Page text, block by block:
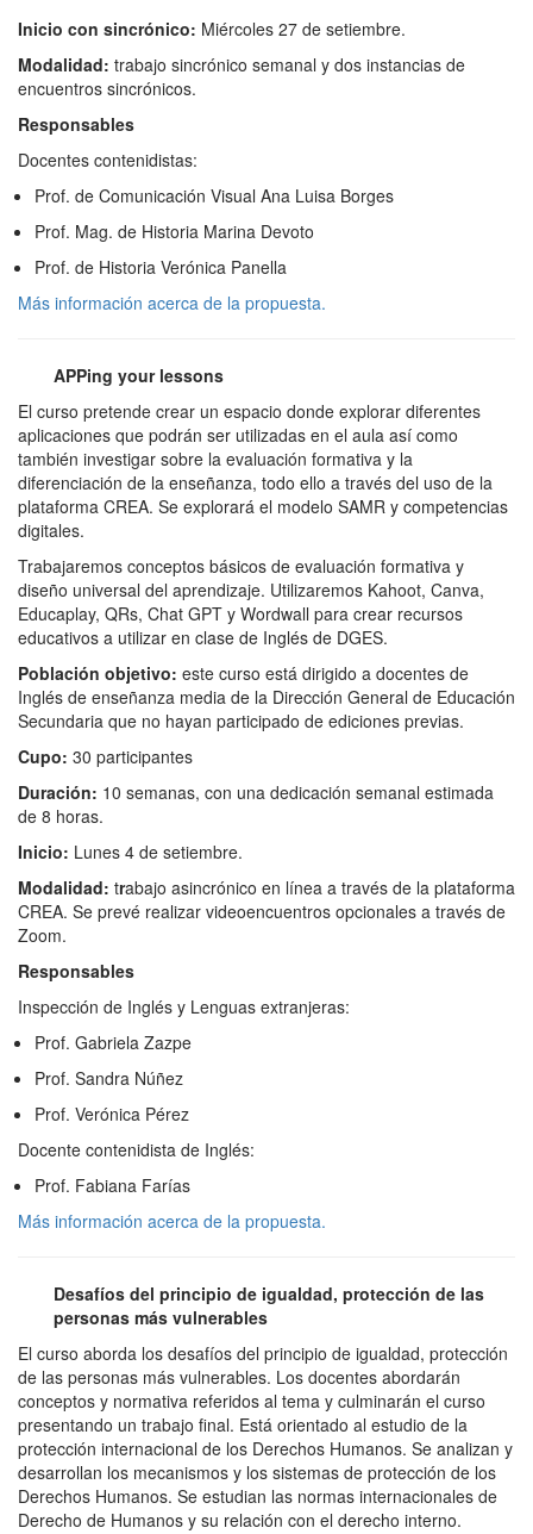
Inicio con sincrónico: Miércoles 27 de setiembre.
Modalidad: trabajo sincrónico semanal y dos instancias de
encuentros sincrónicos.
Responsables
Docentes contenidistas:
Prof. de Comunicación Visual Ana Luisa Borges
Prof. Mag. de Historia Marina Devoto
Prof. de Historia Verónica Panella
Más información acerca de la propuesta.
APPing your lessons
El curso pretende crear un espacio donde explorar diferentes
aplicaciones que podrán ser utilizadas en el aula así como
también investigar sobre la evaluación formativa y la
diferenciación de la enseñanza, todo ello a través del uso de la
plataforma CREA. Se explorará el modelo SAMR y competencias
digitales.
Trabajaremos conceptos básicos de evaluación formativa y
diseño universal del aprendizaje. Utilizaremos Kahoot, Canva,
Educaplay, QRs, Chat GPT y Wordwall para crear recursos
educativos a utilizar en clase de Inglés de DGES.
Población objetivo: este curso está dirigido a docentes de
Inglés de enseñanza media de la Dirección General de Educación
Secundaria que no hayan participado de ediciones previas.
Cupo: 30 participantes
Duración: 10 semanas, con una dedicación semanal estimada
de 8 horas.
Inicio: Lunes 4 de setiembre.
Modalidad: trabajo asincrónico en línea a través de la plataforma
CREA. Se prevé realizar videoencuentros opcionales a través de
Zoom.
Responsables
Inspección de Inglés y Lenguas extranjeras:
Prof. Gabriela Zazpe
Prof. Sandra Núñez
Prof. Verónica Pérez
Docente contenidista de Inglés:
Prof. Fabiana Farías
Más información acerca de la propuesta.
Desafíos del principio de igualdad, protección de las
personas más vulnerables
El curso aborda los desafíos del principio de igualdad, protección
de las personas más vulnerables. Los docentes abordarán
conceptos y normativa referidos al tema y culminarán el curso
presentando un trabajo final. Está orientado al estudio de la
protección internacional de los Derechos Humanos. Se analizan y
desarrollan los mecanismos y los sistemas de protección de los
Derechos Humanos. Se estudian las normas internacionales de
Derecho de Humanos y su relación con el derecho interno.